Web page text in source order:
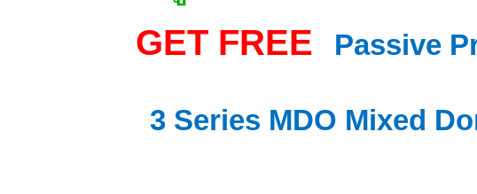
GET FREE Passive
3 Series MDO Mixed